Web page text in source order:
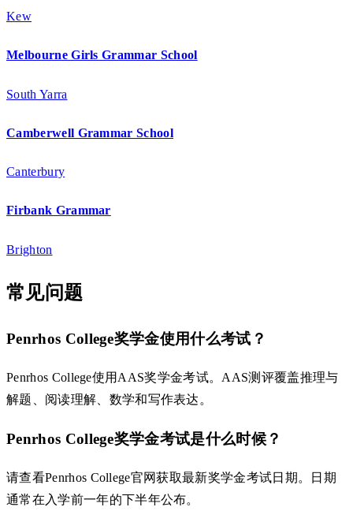
Kew
Melbourne Girls Grammar School
South Yarra
Camberwell Grammar School
Canterbury
Firbank Grammar
Brighton
常见问题
Penrhos College奖学金使用什么考试？
Penrhos College使用AAS奖学金考试。AAS测评覆盖推理与
解题、阅读理解、数学和写作表达。
Penrhos College奖学金考试是什么时候？
请查看Penrhos College官网获取最新奖学金考试日期。日期
通常在入学前一年的下半年公布。